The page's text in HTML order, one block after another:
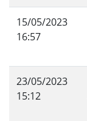
15/05/2023
16:57
23/05/2023
15:12